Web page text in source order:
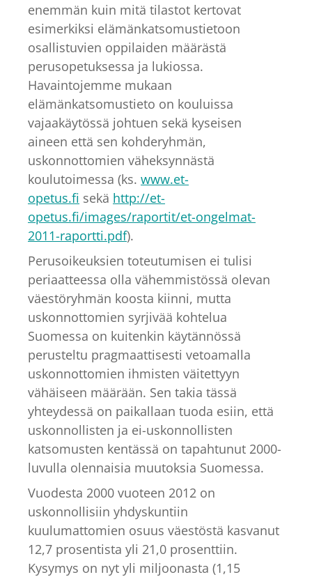
enemmän kuin mitä tilastot kertovat
esimerkiksi elämänkatsomustietoon
osallistuvien oppilaiden määrästä
perusopetuksessa ja lukiossa.
Havaintojemme mukaan
elämänkatsomustieto on kouluissa
vajaakäytössä johtuen sekä kyseisen
aineen että sen kohderyhmän,
uskonnottomien väheksynnästä
koulutoimessa (ks. www.et-
opetus.fi sekä http://et-
opetus.fi/images/raportit/et-ongelmat-
2011-raportti.pdf).
Perusoikeuksien toteutumisen ei tulisi
periaatteessa olla vähemmistössä olevan
väestöryhmän koosta kiinni, mutta
uskonnottomien syrjivää kohtelua
Suomessa on kuitenkin käytännössä
perusteltu pragmaattisesti vetoamalla
uskonnottomien ihmisten väitettyyn
vähäiseen määrään. Sen takia tässä
yhteydessä on paikallaan tuoda esiin, että
uskonnollisten ja ei-uskonnollisten
katsomusten kentässä on tapahtunut 2000-
luvulla olennaisia muutoksia Suomessa.
Vuodesta 2000 vuoteen 2012 on
uskonnollisiin yhdyskuntiin
kuulumattomien osuus väestöstä kasvanut
12,7 prosentista yli 21,0 prosenttiin.
Kysymys on nyt yli miljoonasta (1,15